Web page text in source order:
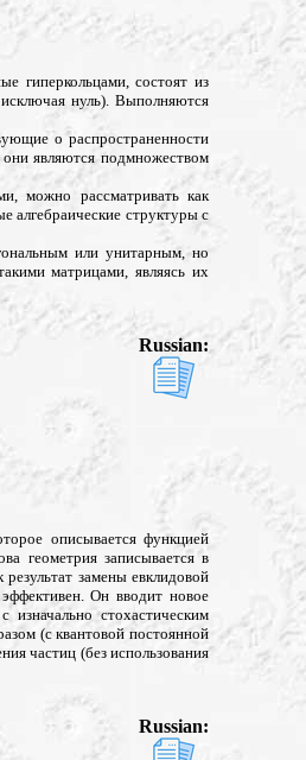
гиперкольцами, состоят из
нуль). Выполняются
о распространенности
являются подмножеством
можно рассматривать как
алгебраические структуры с
или унитарным, но
матрицами, являясь их
Russian:
описывается функцией
геометрия записывается в
замены евклидовой
Он вводит новое
стохастическим
(с квантовой постоянной
частиц (без использования
Russian: